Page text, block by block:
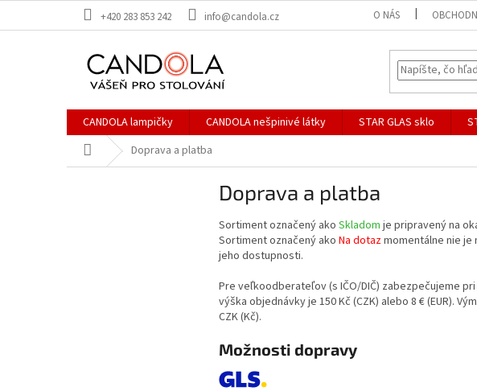
+420 283 853 242 info@candola.cz O NÁS
CANDOLA lampičky CANDOLA nešpinivé látky STAR GLAS sklo
DomovDoprava a platba
Doprava a platba
Sortiment označený ako Skladom je pripravený na
Sortiment označený ako Na dotazmomentálne nie je
jeho dostupnosti.
Pre veľkoodberateľov (s IČO/DIČ) zabezpečujeme
výška objednávky je 150 Kč (CZK) alebo 8 € (EUR).
CZK (Kč).
Možnosti dopravy